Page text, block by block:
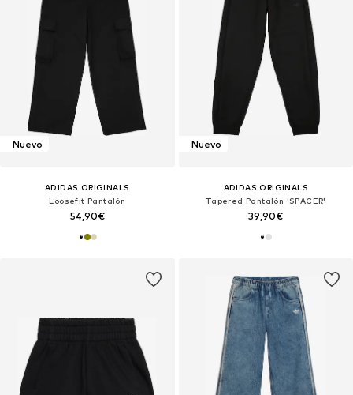
Nuevo
ADIDAS ORIGINALS
Loosefit Pantalón
54,90€
Nuevo
ADIDAS ORIGINALS
Tapered Pantalón 'SPACER'
39,90€